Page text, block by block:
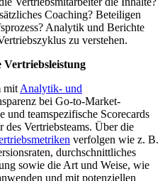
Coaching? Beteiligen
Analytik und Berichte
zu verstehen.
Vertriebsleistung
mit Analytik- und
bei Go-to-Market-
teamspezifische Scorecards
Vertriebsteams. Über die
verfolgen wie z. B.
durchschnittliches
sowie die Art und Weise, wie
und mit potenziellen